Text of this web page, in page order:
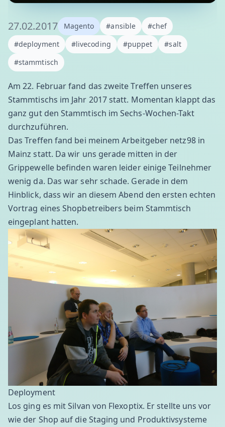
27.02.2017 Magento #ansible
#chef
#deployment
#livecoding #puppet
#salt
#stammtisch
Am 22. Februar fand das zweite Treffen unseres
Stammtischs im Jahr 2017 statt. Momentan klappt das
ganz gut den Stammtisch im Sechs-Wochen-Takt
durchzuführen.
Das Treffen fand bei meinem Arbeitgeber netz98 in
Mainz statt. Da wir uns gerade mitten in der
Grippewelle befinden waren leider einige Teilnehmer
wenig da. Das war sehr schade. Gerade in dem
Hinblick, dass wir an diesem Abend den ersten echten
Vortrag eines Shopbetreibers beim Stammtisch
eingeplant hatten.
Deployment
Los ging es mit Silvan von Flexoptix. Er stellte uns vor
wie der Shop auf die Staging und Produktivsysteme